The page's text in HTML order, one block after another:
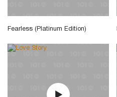
Fearless (Platinum Edition)